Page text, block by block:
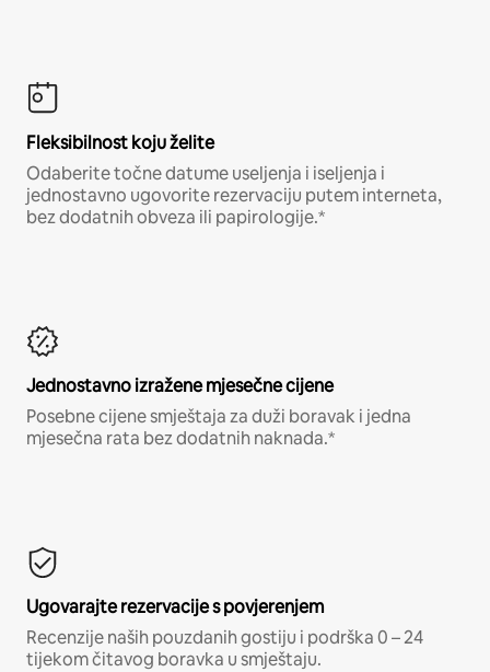
Fleksibilnost koju želite
Odaberite točne datume useljenja i iseljenja i
jednostavno ugovorite rezervaciju putem interneta,
bez dodatnih obveza ili papirologije.*
Jednostavno izražene mjesečne cijene
Posebne cijene smještaja za duži boravak i jedna
mjesečna rata bez dodatnih naknada.*
Ugovarajte rezervacije s povjerenjem
Recenzije naših pouzdanih gostiju i podrška 0 – 24
tijekom čitavog boravka u smještaju.